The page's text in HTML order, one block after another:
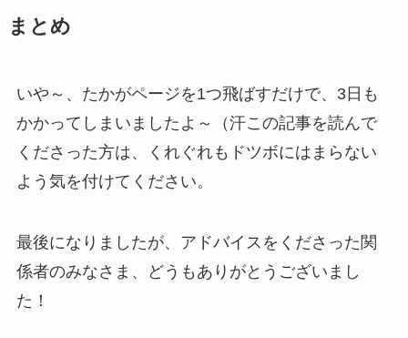
まとめ
いや～、たかがページを1つ飛ばすだけで、3日も
かかってしまいましたよ～（汗この記事を読んで
くださった方は、くれぐれもドツボにはまらない
よう気を付けてください。
最後になりましたが、アドバイスをくださった関
係者のみなさま、どうもありがとうございまし
た！